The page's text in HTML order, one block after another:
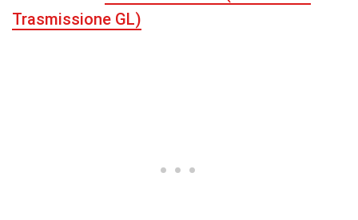
Trasmissione GL)